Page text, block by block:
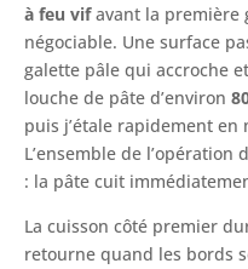
à feu vifavant la première
négociable. Une surface
galette pâle qui accroche
louche de pâte d’environ
puis j’étale rapidement
L’ensemble de
: la pâte cuit
La cuisson côté premier
retourne quand les bords